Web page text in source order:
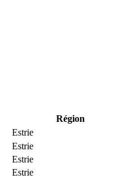
Région
Estrie
Estrie
Estrie
Estrie